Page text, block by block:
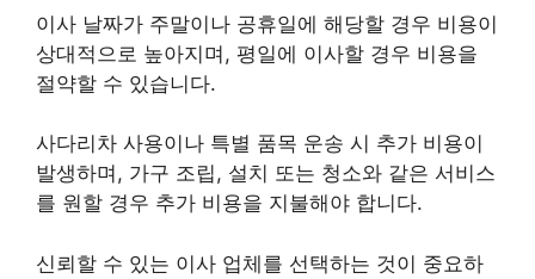
이사 날짜가 주말이나 공휴일에 해당할 경우 비용이
상대적으로 높아지며, 평일에 이사할 경우 비용을
절약할 수 있습니다.
사다리차 사용이나 특별 품목 운송 시 추가 비용이
발생하며, 가구 조립, 설치 또는 청소와 같은 서비스
를 원할 경우 추가 비용을 지불해야 합니다.
신뢰할 수 있는 이사 업체를 선택하는 것이 중요하